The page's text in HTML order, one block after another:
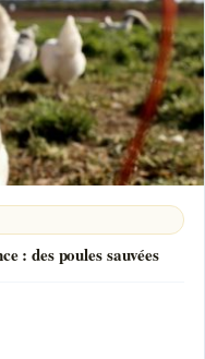
: des poules sauvées